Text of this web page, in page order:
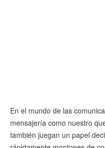
En el mundo de las
mensajería como nuestro
también juegan un papel